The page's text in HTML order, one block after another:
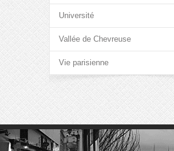
Université
Vallée de Chevreuse
Vie parisienne